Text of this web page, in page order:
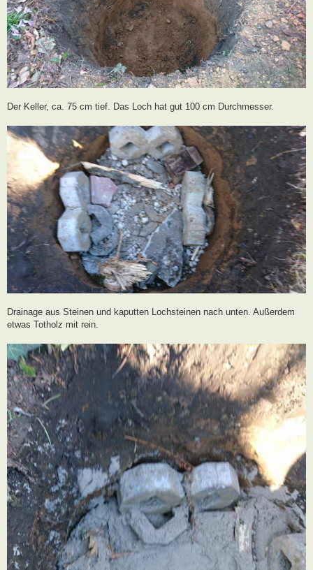
Der Keller, ca. 75 cm tief. Das Loch hat gut 100 cm Durchmesser.
Drainage aus Steinen und kaputten Lochsteinen nach unten. Außerdem
etwas Totholz mit rein.